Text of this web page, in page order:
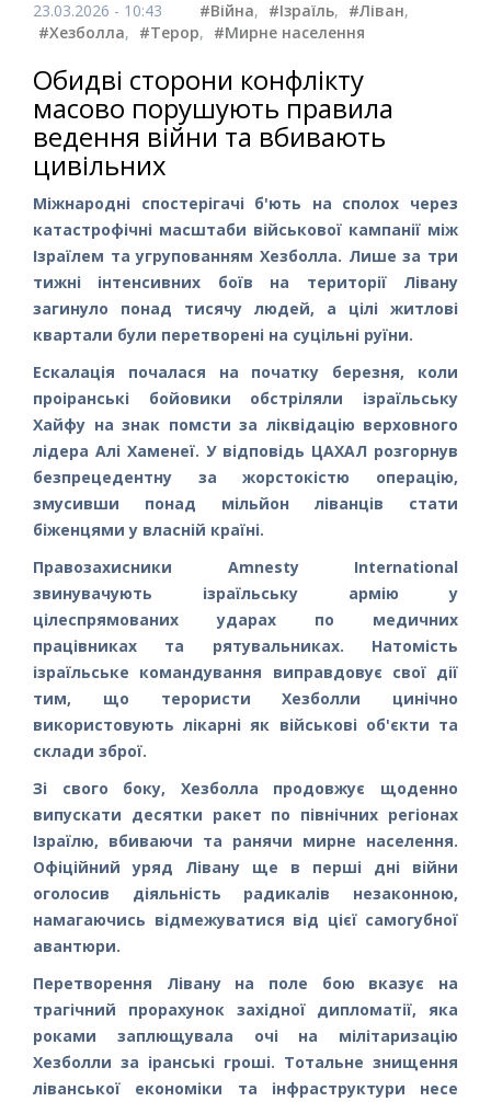
23.03.2026 - 10:43 #Війна, #Ізраїль, #Ліван,
#Хезболла, #Терор, #Мирне населення
Обидві сторони конфлікту
масово порушують правила
ведення війни та вбивають
цивільних
Міжнародні спостерігачі б'ють на сполох через
катастрофічні масштаби військової кампанії між
Ізраїлем та угрупованням Хезболла. Лише за три
тижні інтенсивних боїв на території Лівану
загинуло понад тисячу людей, а цілі житлові
квартали були перетворені на суцільні руїни.
Ескалація почалася на початку березня, коли
проіранські бойовики обстріляли ізраїльську
Хайфу на знак помсти за ліквідацію верховного
лідера Алі Хаменеї. У відповідь ЦАХАЛ розгорнув
безпрецедентну за жорстокістю операцію,
змусивши понад мільйон ліванців стати
біженцями у власній країні.
Правозахисники Amnesty International
звинувачують ізраїльську армію у
цілеспрямованих ударах по медичних
працівниках та рятувальниках. Натомість
ізраїльське командування виправдовує свої дії
тим, що терористи Хезболли цинічно
використовують лікарні як військові об'єкти та
склади зброї.
Зі свого боку, Хезболла продовжує щоденно
випускати десятки ракет по північних регіонах
Ізраїлю, вбиваючи та ранячи мирне населення.
Офіційний уряд Лівану ще в перші дні війни
оголосив діяльність радикалів незаконною,
намагаючись відмежуватися від цієї самогубної
авантюри.
Перетворення Лівану на поле бою вказує на
трагічний прорахунок західної дипломатії, яка
роками заплющувала очі на мілітаризацію
Хезболли за іранські гроші. Тотальне знищення
ліванської економіки та інфраструктури несе